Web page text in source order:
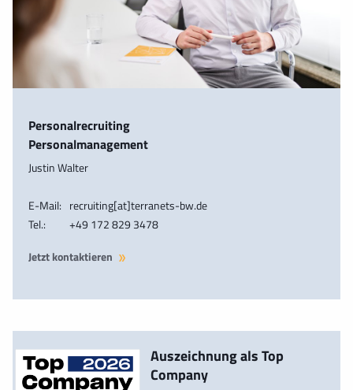
Personalrecruiting
Personalmanagement
Justin Walter
E-Mail: recruiting[at]terranets-bw.de
Tel.:
+49 172 829 3478
Jetzt kontaktieren
Auszeichnung als Top
Company